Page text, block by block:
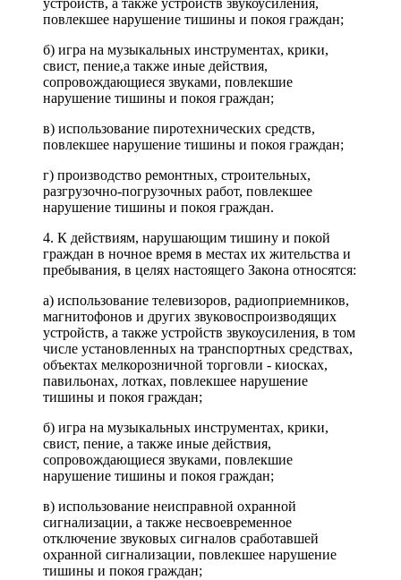
устройств, а также устройств звукоусиления,
повлекшее нарушение тишины и покоя граждан;
б) игра на музыкальных инструментах, крики,
свист, пение,а также иные действия,
сопровождающиеся звуками, повлекшие
нарушение тишины и покоя граждан;
в) использование пиротехнических средств,
повлекшее нарушение тишины и покоя граждан;
г) производство ремонтных, строительных,
разгрузочно-погрузочных работ, повлекшее
нарушение тишины и покоя граждан.
4. К действиям, нарушающим тишину и покой
граждан в ночное время в местах их жительства и
пребывания, в целях настоящего Закона относятся:
а) использование телевизоров, радиоприемников,
магнитофонов и других звуковоспроизводящих
устройств, а также устройств звукоусиления, в том
числе установленных на транспортных средствах,
объектах мелкорозничной торговли - киосках,
павильонах, лотках, повлекшее нарушение
тишины и покоя граждан;
б) игра на музыкальных инструментах, крики,
свист, пение, а также иные действия,
сопровождающиеся звуками, повлекшие
нарушение тишины и покоя граждан;
в) использование неисправной охранной
сигнализации, а также несвоевременное
отключение звуковых сигналов сработавшей
охранной сигнализации, повлекшее нарушение
тишины и покоя граждан;